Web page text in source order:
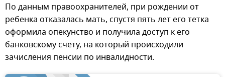
По данным правоохранителей, при рождении от
ребенка отказалась мать, спустя пять лет его тетка
оформила опекунство и получила доступ к его
банковскому счету, на который происходили
зачисления пенсии по инвалидности.